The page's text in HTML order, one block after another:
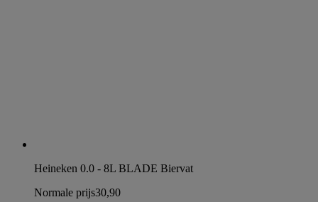
Heineken 0.0 - 8L BLADE Biervat
Normale prijs30,90